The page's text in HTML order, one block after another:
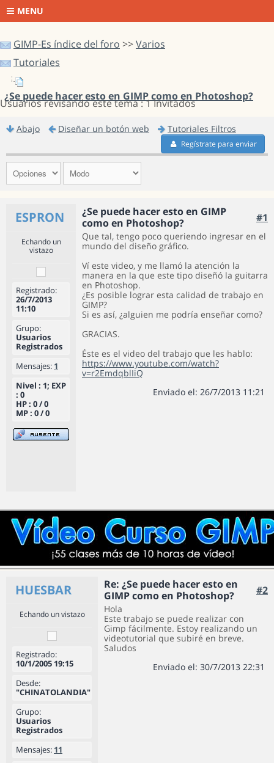
MENU
GIMP-Es índice del foro >>Varios
Tutoriales
¿Se puede hacer esto en GIMP como en Photoshop?
Usuarios revisando este tema : 1 Invitados
Abajo Diseñar un botón web Tutoriales Filtros
Regístrate para enviar
ESPRON
¿Se puede hacer esto en GIMP
como en Photoshop?
#1
Echando un
vistazo
Registrado:
26/7/2013
11:10
Grupo:
Usuarios
Registrados
Mensajes: 1
Nivel : 1; EXP
: 0
HP : 0 / 0
MP : 0 / 0
Que tal, tengo poco queriendo ingresar en el
mundo del diseño gráfico.
Ví este video, y me llamó la atención la
manera en la que este tipo diseñó la guitarra
en Photoshop.
¿Es posible lograr esta calidad de trabajo en
GIMP?
Si es así, ¿alguien me podría enseñar como?
GRACIAS.
Éste es el video del trabajo que les hablo:
https://www.youtube.com/watch?
v=r2EmdqblIiQ
Enviado el: 26/7/2013 11:21
HUESBAR
Re: ¿Se puede hacer esto en
GIMP como en Photoshop?
#2
Echando un vistazo
Registrado:
10/1/2005 19:15
Desde:
"CHINATOLANDIA"
Grupo:
Usuarios
Registrados
Mensajes: 11
Hola
Este trabajo se puede realizar con
Gimp fácilmente. Estoy realizando un
videotutorial que subiré en breve.
Saludos
Enviado el: 30/7/2013 22:31